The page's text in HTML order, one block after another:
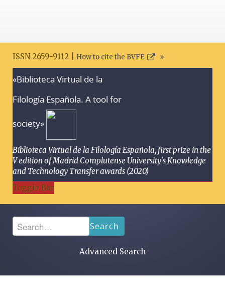
ISSN 2659-9112 | How to cite the BVFE
«Biblioteca Virtual de la
Filología Española. A tool for
society»
Biblioteca Virtual de la Filología Española, first prize in the
V edition of Madrid Complutense University's Knowledge
and Technology Transfer awards (2020)
Toggle Bar
Search
Advanced Search